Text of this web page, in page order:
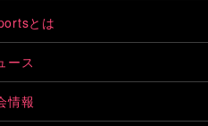
とは
ース
情報